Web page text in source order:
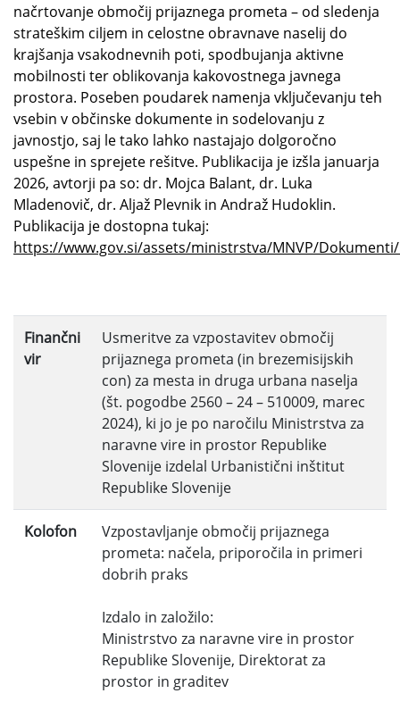
načrtovanje območij prijaznega prometa – od sledenja
strateškim ciljem in celostne obravnave naselij do
krajšanja vsakodnevnih poti, spodbujanja aktivne
mobilnosti ter oblikovanja kakovostnega javnega
prostora. Poseben poudarek namenja vključevanju teh
vsebin v občinske dokumente in sodelovanju z
javnostjo, saj le tako lahko nastajajo dolgoročno
uspešne in sprejete rešitve. Publikacija je izšla januarja
2026, avtorji pa so: dr. Mojca Balant, dr. Luka
Mladenovič, dr. Aljaž Plevnik in Andraž Hudoklin.
Publikacija je dostopna tukaj:
https://www.gov.si/assets/ministrstva/MNVP/
Finančni
vir
Usmeritve za vzpostavitev območij
prijaznega prometa (in brezemisijskih
con) za mesta in druga urbana naselja
(št. pogodbe 2560 – 24 – 510009, marec
2024), ki jo je po naročilu Ministrstva za
naravne vire in prostor Republike
Slovenije izdelal Urbanistični inštitut
Republike Slovenije
Kolofon
Vzpostavljanje območij prijaznega
prometa: načela, priporočila in primeri
dobrih praks
Izdalo in založilo:
Ministrstvo za naravne vire in prostor
Republike Slovenije, Direktorat za
prostor in graditev